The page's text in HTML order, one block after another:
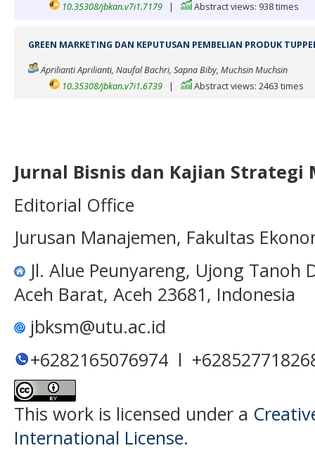
10.35308/jbkan.v7i1.7179
| Abstract views: 938 times
GREEN MARKETING DAN KEPUTUSAN PEMBELIAN PRODUK
Aprilianti Aprilianti, Naufal Bachri, Sapna Biby, Muchsin Muchsin
10.35308/jbkan.v7i1.6739
| Abstract views: 2463 times
Jurnal Bisnis dan Kajian Strategi
Editorial Office
Jurusan Manajemen, Fakultas
Jl. Alue Peunyareng, Ujong
Aceh Barat, Aceh 23681, Indonesia
jbksm@utu.ac.id
+6282165076974 l
This work is licensed under a
International License.